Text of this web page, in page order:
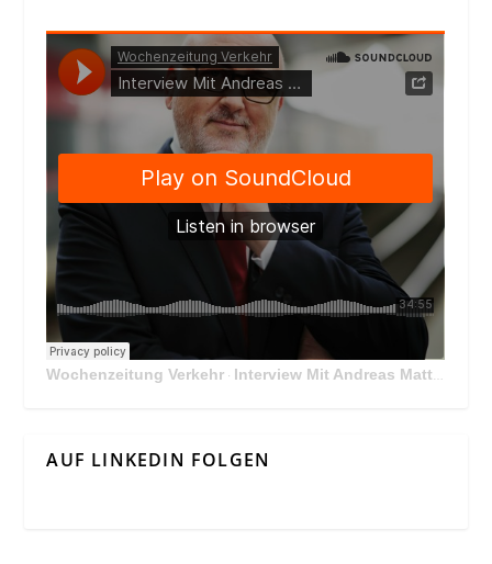
Wochenzeitung Verkehr · Interview Mit Andreas Matthä, CEO der ÖBB Holding
AUF LINKEDIN FOLGEN